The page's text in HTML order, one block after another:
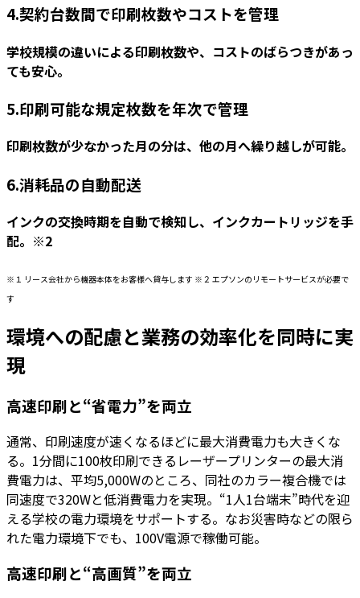
4.契約台数間で印刷枚数やコストを管理
学校規模の違いによる印刷枚数や、コストのばらつきがあっ
ても安心。
5.印刷可能な規定枚数を年次で管理
印刷枚数が少なかった月の分は、他の月へ繰り越しが可能。
6.消耗品の自動配送
インクの交換時期を自動で検知し、インクカートリッジを手
配。※2
※１ リース会社から機器本体をお客様へ貸与します ※２ エプソンのリモートサービスが必要で
す
環境への配慮と業務の効率化を同時に実
現
高速印刷と“省電力”を両立
通常、印刷速度が速くなるほどに最大消費電力も大きくな
る。1分間に100枚印刷できるレーザープリンターの最大消
費電力は、平均5,000Wのところ、同社のカラー複合機では
同速度で320Wと低消費電力を実現。“1人1台端末”時代を迎
える学校の電力環境をサポートする。なお災害時などの限ら
れた電力環境下でも、100V電源で稼働可能。
高速印刷と“高画質”を両立